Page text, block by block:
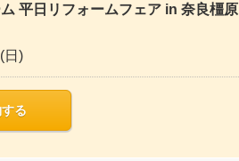
平日リフォームフェア in 奈良橿原
日)
る